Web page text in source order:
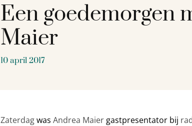
Een goedemorgen
Maier
10 april 2017
Zaterdagwas Andrea Maier gastpresentator bij